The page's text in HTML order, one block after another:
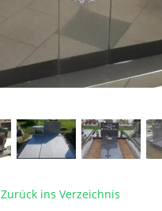
Zurück ins Verzeichnis